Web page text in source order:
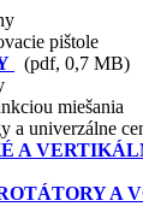
pištole
(pdf, 0,7 MB)
miešania
a univerzálne
A
A